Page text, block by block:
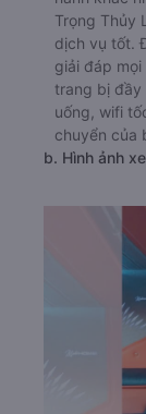
Trọng Thủy
dịch vụ tốt.
giải đáp
trang bị đầy
uống, wifi
chuyển của
b. Hình ảnh